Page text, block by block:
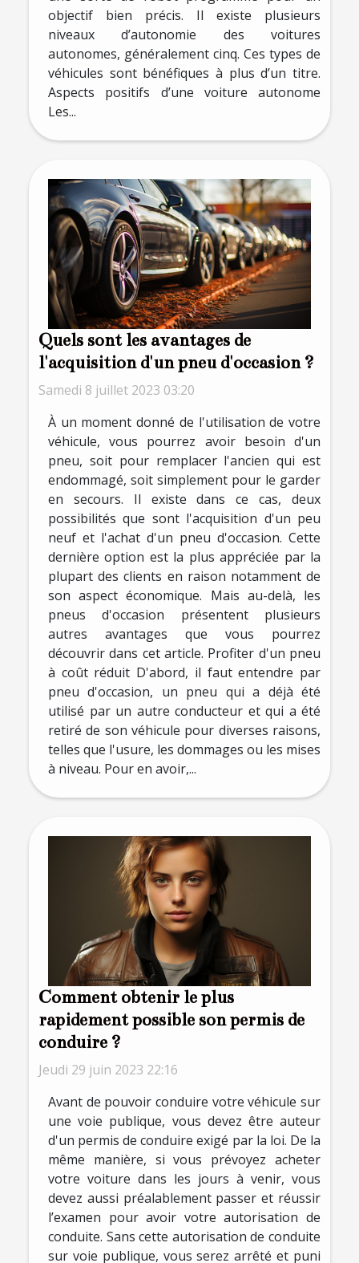
objectif bien précis. Il existe plusieurs
niveaux d’autonomie des voitures
autonomes, généralement cinq. Ces types de
véhicules sont bénéfiques à plus d’un titre.
Aspects positifs d’une voiture autonome
Les...
Quels sont les avantages de
l'acquisition d'un pneu d'occasion ?
Samedi 8 juillet 2023 03:20
À un moment donné de l'utilisation de votre
véhicule, vous pourrez avoir besoin d'un
pneu, soit pour remplacer l'ancien qui est
endommagé, soit simplement pour le garder
en secours. Il existe dans ce cas, deux
possibilités que sont l'acquisition d'un peu
neuf et l'achat d'un pneu d'occasion. Cette
dernière option est la plus appréciée par la
plupart des clients en raison notamment de
son aspect économique. Mais au-delà, les
pneus d'occasion présentent plusieurs
autres avantages que vous pourrez
découvrir dans cet article. Profiter d'un pneu
à coût réduit D'abord, il faut entendre par
pneu d'occasion, un pneu qui a déjà été
utilisé par un autre conducteur et qui a été
retiré de son véhicule pour diverses raisons,
telles que l'usure, les dommages ou les mises
à niveau. Pour en avoir,...
Comment obtenir le plus
rapidement possible son permis de
conduire ?
Jeudi 29 juin 2023 22:16
Avant de pouvoir conduire votre véhicule sur
une voie publique, vous devez être auteur
d'un permis de conduire exigé par la loi. De la
même manière, si vous prévoyez acheter
votre voiture dans les jours à venir, vous
devez aussi préalablement passer et réussir
l’examen pour avoir votre autorisation de
conduite. Sans cette autorisation de conduite
sur voie publique, vous serez arrêté et puni